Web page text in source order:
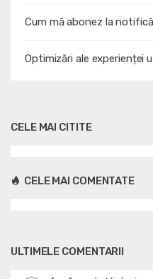
Cum mă abonez la
Optimizări ale experienței
CELE MAI CITITE
CELE MAI COMENTATE
ULTIMELE COMENTARII